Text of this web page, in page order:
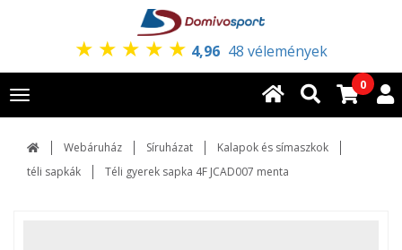
★ ★ ★ ★ ★ 4,96 48 vélemények
Toggle
navigation
0
Webáruház Síruházat
Kalapok és símaszkok
téli sapkák
Téli gyerek sapka 4F JCAD007 menta